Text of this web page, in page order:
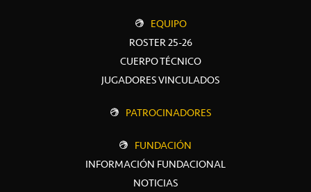
EQUIPO
ROSTER 25-26
CUERPO TÉCNICO
JUGADORES VINCULADOS
PATROCINADORES
FUNDACIÓN
INFORMACIÓN FUNDACIONAL
NOTICIAS